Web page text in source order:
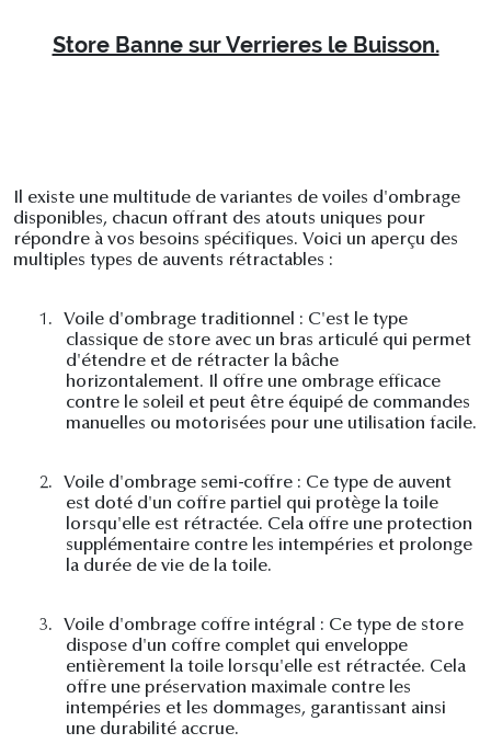
Store Banne sur Verrieres le Buisson.
Il existe une multitude de variantes de voiles d'ombrage
disponibles, chacun offrant des atouts uniques pour
répondre à vos besoins spécifiques. Voici un aperçu des
multiples types de auvents rétractables :
1.
Voile d'ombrage traditionnel : C'est le type
classique de store avec un bras articulé qui permet
d'étendre et de rétracter la bâche
horizontalement. Il offre une ombrage efficace
contre le soleil et peut être équipé de commandes
manuelles ou motorisées pour une utilisation facile.
2.
Voile d'ombrage semi-coffre : Ce type de auvent
est doté d'un coffre partiel qui protège la toile
lorsqu'elle est rétractée. Cela offre une protection
supplémentaire contre les intempéries et prolonge
la durée de vie de la toile.
3.
Voile d'ombrage coffre intégral : Ce type de store
dispose d'un coffre complet qui enveloppe
entièrement la toile lorsqu'elle est rétractée. Cela
offre une préservation maximale contre les
intempéries et les dommages, garantissant ainsi
une durabilité accrue.